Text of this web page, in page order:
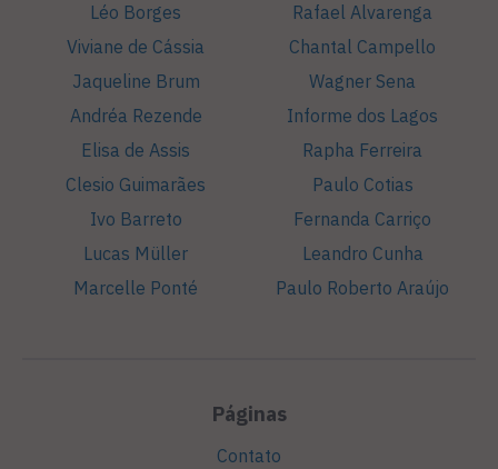
Léo Borges
Viviane de Cássia
Jaqueline Brum
Andréa Rezende
Elisa de Assis
Clesio Guimarães
Ivo Barreto
Lucas Müller
Marcelle Ponté
Rafael Alvarenga
Chantal Campello
Wagner Sena
Informe dos Lagos
Rapha Ferreira
Paulo Cotias
Fernanda Carriço
Leandro Cunha
Paulo Roberto Araújo
Páginas
Contato